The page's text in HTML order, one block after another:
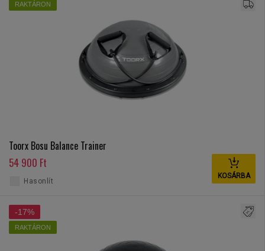
RAKTÁRON
Toorx Bosu Balance Trainer
54 900 Ft
KOSÁRBA
Hasonlít
-17%
RAKTÁRON